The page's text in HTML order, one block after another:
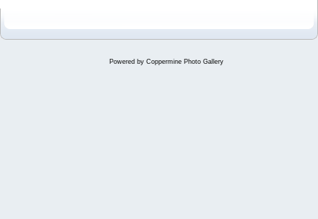
Powered by Coppermine Photo Gallery